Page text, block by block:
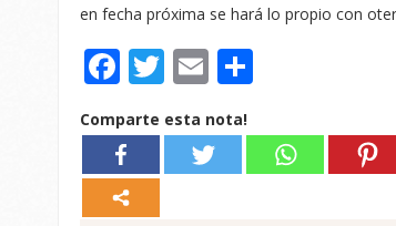
en fecha próxima se hará lo propio con
Facebook
Twitter
Email
Comparte esta nota!